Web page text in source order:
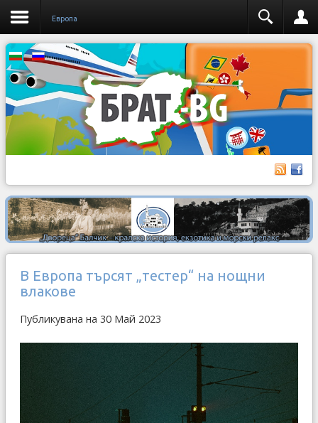
Европа
В Европа търсят „тестер“ на нощни
влакове
Публикувана на 30 Май 2023